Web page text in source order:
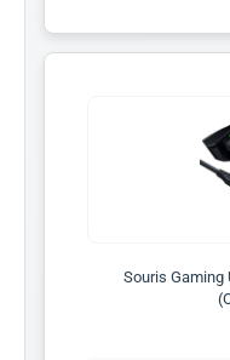
Souris Gaming